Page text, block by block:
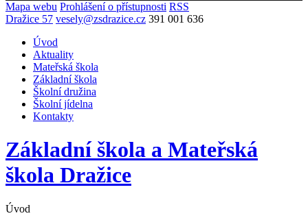
Mapa webu Prohlášení o přístupnosti RSS
Dražice 57 vesely@zsdrazice.cz 391 001 636
Úvod
Aktuality
Mateřská škola
Základní škola
Školní družina
Školní jídelna
Kontakty
Základní škola a Mateřská
škola Dražice
Úvod